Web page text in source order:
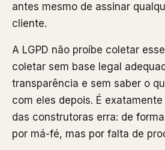
antes mesmo de assinar
cliente.
A LGPD não proíbe coletar
coletar sem base legal
transparência e sem saber o
com eles depois. É
das construtoras erra: de
por má-fé, mas por falta de